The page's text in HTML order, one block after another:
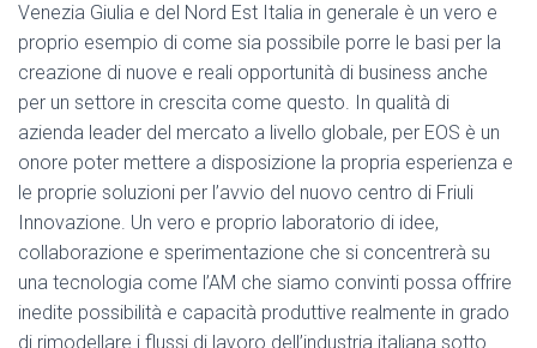
Venezia Giulia e del Nord Est Italia in generale è un vero e
proprio esempio di come sia possibile porre le basi per la
creazione di nuove e reali opportunità di business anche
per un settore in crescita come questo. In qualità di
azienda leader del mercato a livello globale, per EOS è un
onore poter mettere a disposizione la propria esperienza e
le proprie soluzioni per l’avvio del nuovo centro di Friuli
Innovazione. Un vero e proprio laboratorio di idee,
collaborazione e sperimentazione che si concentrerà su
una tecnologia come l’AM che siamo convinti possa offrire
inedite possibilità e capacità produttive realmente in grado
di rimodellare i flussi di lavoro dell’industria italiana sotto